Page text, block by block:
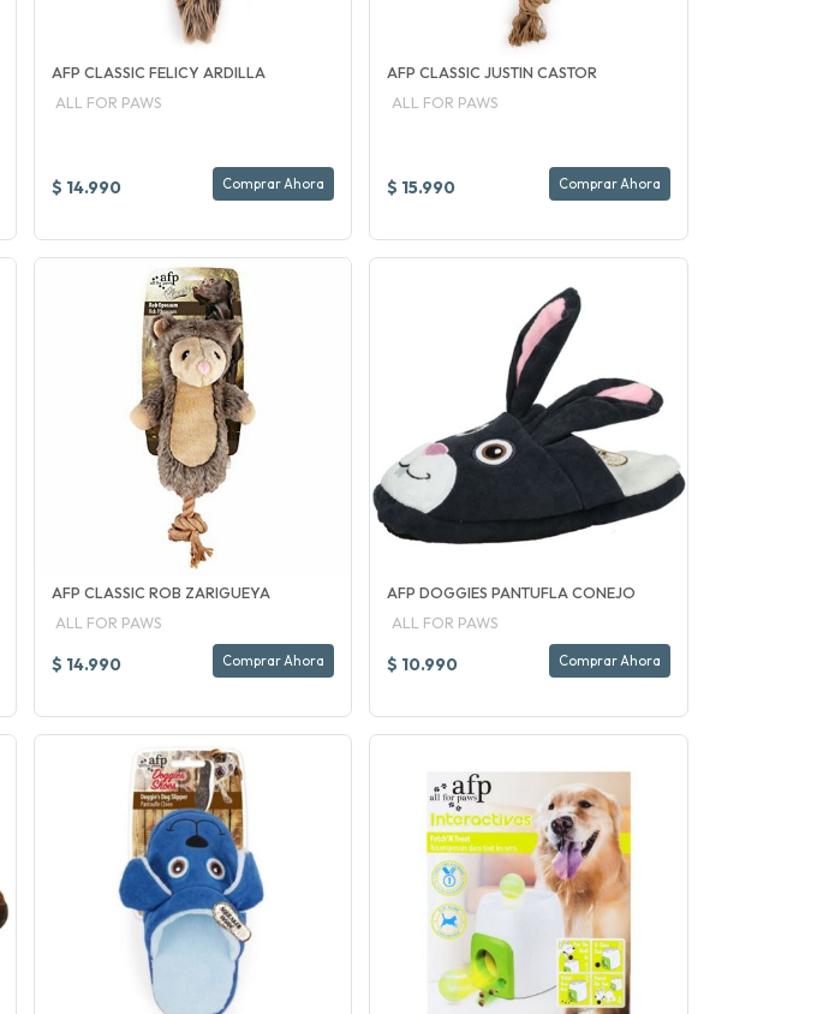
AFP CLASSIC FELICY ARDILLA
ALL FOR PAWS
$ 14.990 Comprar Ahora
AFP CLASSIC JUSTIN CASTOR
ALL FOR PAWS
$ 15.990 Comprar Ahora
AFP CLASSIC ROB ZARIGUEYA
ALL FOR PAWS
$ 14.990 Comprar Ahora
AFP DOGGIES PANTUFLA CONEJO
ALL FOR PAWS
$ 10.990 Comprar Ahora